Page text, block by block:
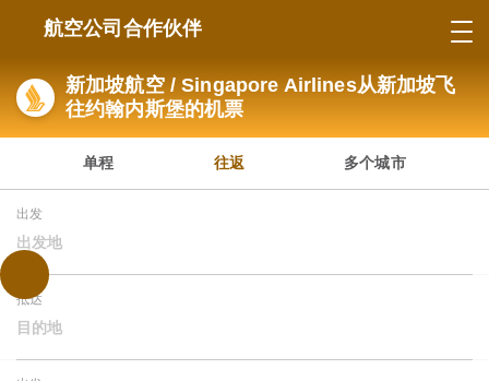
航空公司合作伙伴
新加坡航空 / Singapore Airlines从新加坡飞
往约翰内斯堡的机票
单程 往返 多个城市
出发
出发地
抵达
目的地